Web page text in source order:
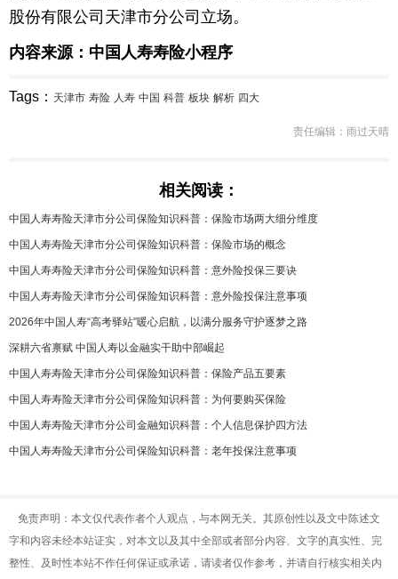
股份有限公司天津市分公司立场。
内容来源：中国人寿寿险小程序
Tags： 天津市 寿险 人寿 中国 科普 板块 解析 四大
责任编辑：雨过天晴
相关阅读：
中国人寿寿险天津市分公司保险知识科普：保险市场两大细分维度
中国人寿寿险天津市分公司保险知识科普：保险市场的概念
中国人寿寿险天津市分公司保险知识科普：意外险投保三要诀
中国人寿寿险天津市分公司保险知识科普：意外险投保注意事项
2026年中国人寿“高考驿站”暖心启航，以满分服务守护逐梦之路
深耕六省禀赋 中国人寿以金融实干助中部崛起
中国人寿寿险天津市分公司保险知识科普：保险产品五要素
中国人寿寿险天津市分公司保险知识科普：为何要购买保险
中国人寿寿险天津市分公司金融知识科普：个人信息保护四方法
中国人寿寿险天津市分公司保险知识科普：老年投保注意事项
免责声明：本文仅代表作者个人观点，与本网无关。其原创性以及文中陈述文
字和内容未经本站证实，对本文以及其中全部或者部分内容、文字的真实性、完
整性、及时性本站不作任何保证或承诺，请读者仅作参考，并请自行核实相关内